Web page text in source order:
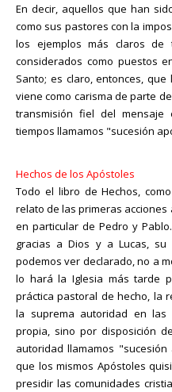
En decir, aquellos que han
como sus pastores con la
los ejemplos más claros de
considerados como puestos
Santo; es claro, entonces,
viene como carisma de parte
transmisión fiel del
tiempos llamamos "sucesión
Hechos de los Apóstoles
Todo el libro de Hechos,
relato de las primeras acciones
en particular de Pedro y
gracias a Dios y a Lucas,
podemos ver declarado, no a
lo hará la Iglesia más tarde
práctica pastoral de hecho, la
la suprema autoridad en las
propia, sino por disposición
autoridad llamamos
que los mismos Apóstoles
presidir las comunidades